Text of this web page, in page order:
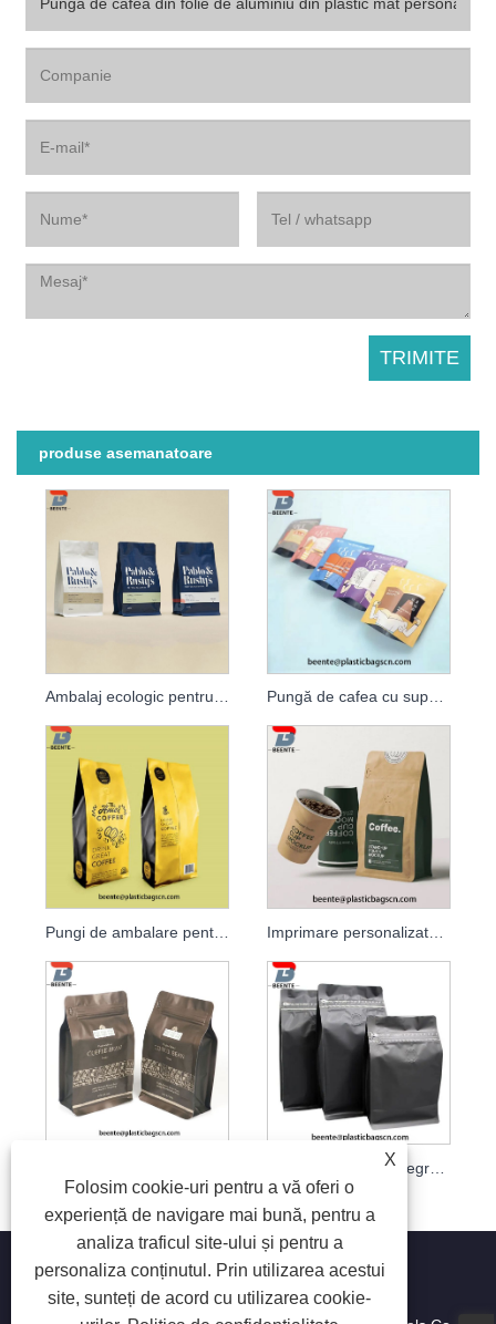
produse asemanatoare
Pungi de ambalare pentru cafea en-gros. Pungi de ambalare pentru boabe de cafea din folie de aluminiu
X
Folosim cookie-uri pentru a vă oferi o
experiență de navigare mai bună, pentru a
analiza traficul site-ului și pentru a
personaliza conținutul. Prin utilizarea acestui
site, sunteți de acord cu utilizarea cookie-